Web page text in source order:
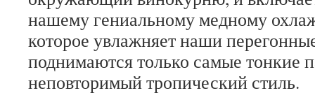
нашему гениальному медному
которое увлажняет наши
поднимаются только самые тонкие
неповторимый тропический стиль.